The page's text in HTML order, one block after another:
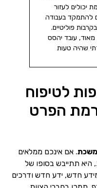
יכולים לעזור
להתמקד בעבודה
פוליטיים.
מאוד, עובד יהסס
שהיה טעות
לטיפוח
הפרט
. אם אינכם ממלאים
היא תתייבש בסופו של
חדש, ידע חדש ודרכים